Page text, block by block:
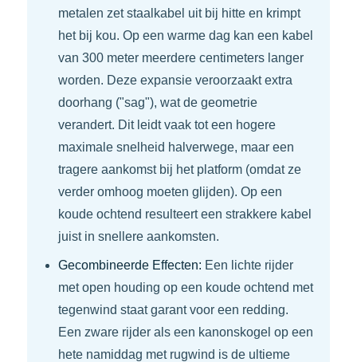
metalen zet staalkabel uit bij hitte en krimpt
het bij kou. Op een warme dag kan een kabel
van 300 meter meerdere centimeters langer
worden. Deze expansie veroorzaakt extra
doorhang ("sag"), wat de geometrie
verandert. Dit leidt vaak tot een hogere
maximale snelheid halverwege, maar een
tragere aankomst bij het platform (omdat ze
verder omhoog moeten glijden). Op een
koude ochtend resulteert een strakkere kabel
juist in snellere aankomsten.
Gecombineerde Effecten: Een lichte rijder
met open houding op een koude ochtend met
tegenwind staat garant voor een redding.
Een zware rijder als een kanonskogel op een
hete namiddag met rugwind is de ultieme